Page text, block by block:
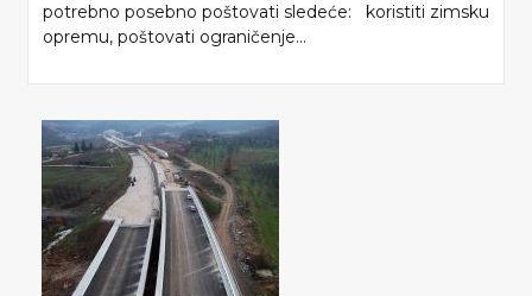
potrebno posebno poštovati sledeće: koristiti zimsku
opremu, poštovati ograničenje...